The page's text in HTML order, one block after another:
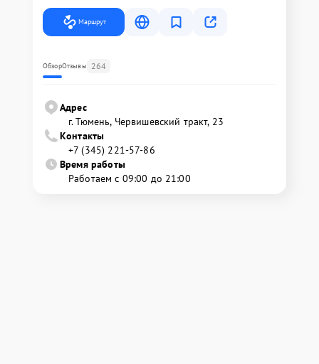
Маршрут
ОбзорОтзывы 264
Адрес
г. Тюмень, ​Червишевский тракт, 23
Контакты
+7 (345) 221-57-86
Время работы
Работаем с 09:00 до 21:00